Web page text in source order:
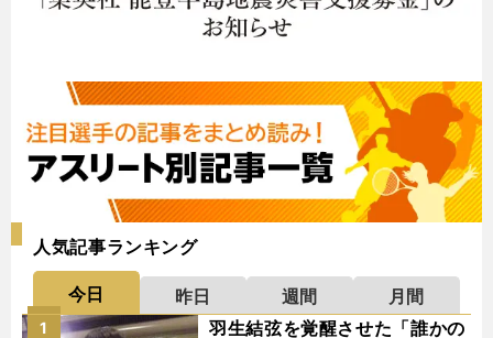
人気記事ランキング
今日 昨日 週間
月間
羽生結弦を覚醒させた「誰かの
1